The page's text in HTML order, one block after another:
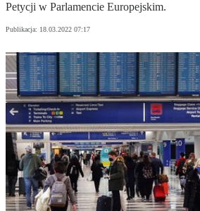
Petycji w Parlamencie Europejskim.
Publikacja: 18.03.2022 07:17